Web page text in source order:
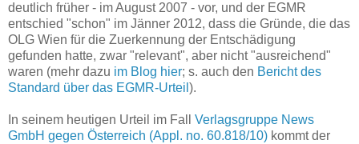
deutlich früher - im August 2007 - vor, und der EGMR
entschied "schon" im Jänner 2012, dass die Gründe, die das
OLG Wien für die Zuerkennung der Entschädigung
gefunden hatte, zwar "relevant", aber nicht "ausreichend"
waren (mehr dazu im Blog hier; s. auch den Bericht des
Standard über das EGMR-Urteil ).
In seinem heutigen Urteil im Fall Verlagsgruppe News
GmbH gegen Österreich (Appl. no. 60.818/10) kommt der